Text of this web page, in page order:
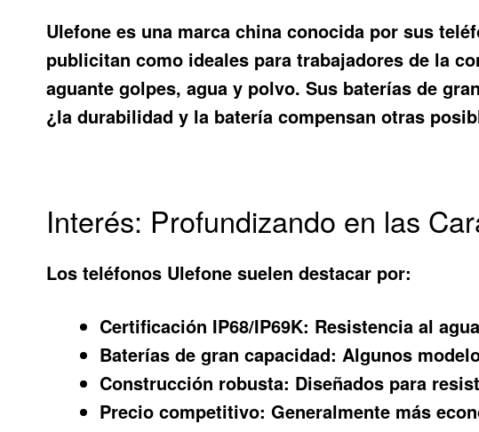
Ulefone es una marca china conocida por sus
publicitan como ideales para trabajadores de la
aguante golpes, agua y polvo. Sus baterías de
¿la durabilidad y la batería compensan otras
Interés: Profundizando en las
Los teléfonos Ulefone suelen destacar por:
Certificación IP68/IP69K: Resistencia al
Baterías de gran capacidad: Algunos
Construcción robusta: Diseñados para
Precio competitivo: Generalmente más